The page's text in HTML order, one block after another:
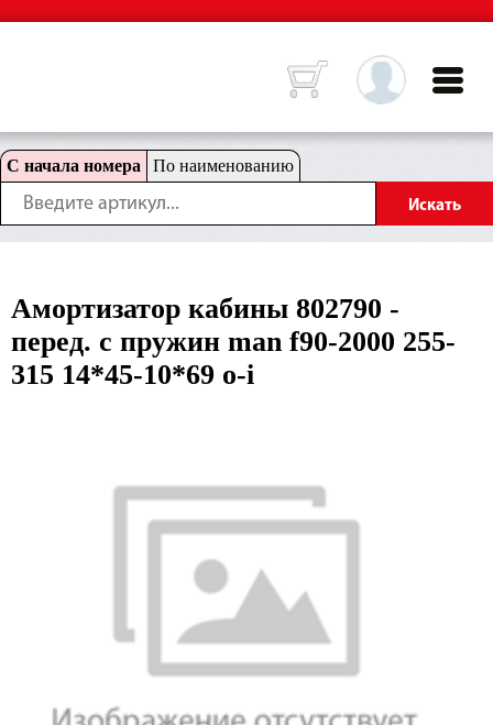
С начала номера По наименованию
Амортизатор кабины 802790 -
перед. с пружин man f90-2000 255-
315 14*45-10*69 o-i